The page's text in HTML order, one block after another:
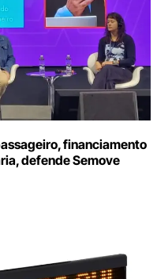
financiamento
defende Semove